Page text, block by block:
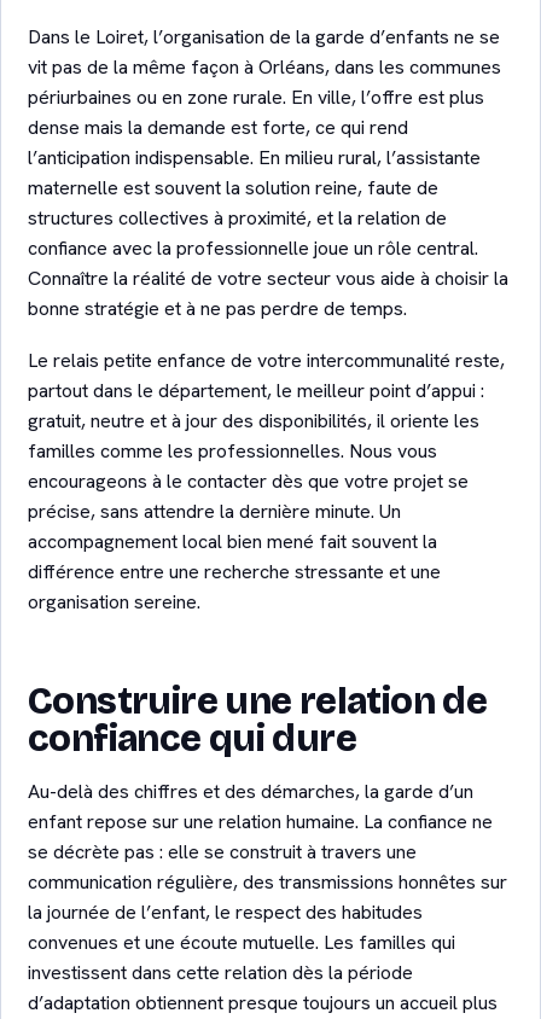
Dans le Loiret, l’organisation de la garde d’enfants ne se
vit pas de la même façon à Orléans, dans les communes
périurbaines ou en zone rurale. En ville, l’offre est plus
dense mais la demande est forte, ce qui rend
l’anticipation indispensable. En milieu rural, l’assistante
maternelle est souvent la solution reine, faute de
structures collectives à proximité, et la relation de
confiance avec la professionnelle joue un rôle central.
Connaître la réalité de votre secteur vous aide à choisir la
bonne stratégie et à ne pas perdre de temps.
Le relais petite enfance de votre intercommunalité reste,
partout dans le département, le meilleur point d’appui :
gratuit, neutre et à jour des disponibilités, il oriente les
familles comme les professionnelles. Nous vous
encourageons à le contacter dès que votre projet se
précise, sans attendre la dernière minute. Un
accompagnement local bien mené fait souvent la
différence entre une recherche stressante et une
organisation sereine.
Construire une relation de
confiance qui dure
Au-delà des chiffres et des démarches, la garde d’un
enfant repose sur une relation humaine. La confiance ne
se décrète pas : elle se construit à travers une
communication régulière, des transmissions honnêtes sur
la journée de l’enfant, le respect des habitudes
convenues et une écoute mutuelle. Les familles qui
investissent dans cette relation dès la période
d’adaptation obtiennent presque toujours un accueil plus